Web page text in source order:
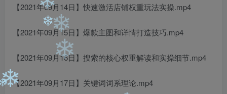
【2021年09月14日】快速激活店铺权重玩法实操.mp4
【2021年09月15日】爆款主图和详情打造技巧.mp4
【2021年09月16日】搜索的核心权重解读和实操细节.mp4
【2021年09月17日】关键词词系理论.mp4
❄❄
❄
❄ ❄